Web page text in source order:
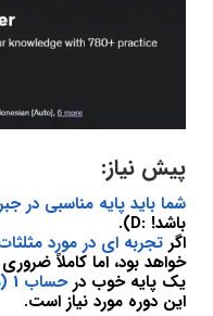
پیش نیاز:
شما باید پایه مناسبی در
باشد! :D).
اگر تجربه ای در مورد
خواهد بود، اما کاملاً
یک پایه خوب درحساب 1 (مشتقات)
این دوره مورد نیاز است.